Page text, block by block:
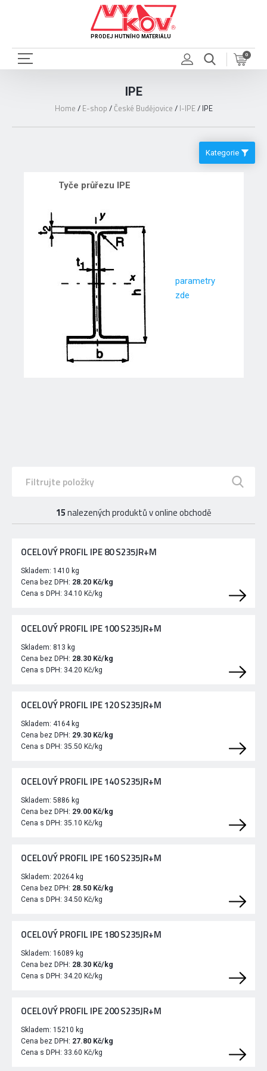
PRODEJ HUTNÍHO MATERIÁLU
0
IPE
Home / E-shop / České Budějovice / I-IPE/ IPE
Kategorie
Tyče průřezu IPE
parametry
zde
15nalezených produktů v online obchodě
OCELOVÝ PROFIL IPE 80 S235JR+M
Skladem: 1410 kg
Cena bez DPH: 28.20 Kč/kg
Cena s DPH: 34.10 Kč/kg
OCELOVÝ PROFIL IPE 100 S235JR+M
Skladem: 813 kg
Cena bez DPH: 28.30 Kč/kg
Cena s DPH: 34.20 Kč/kg
OCELOVÝ PROFIL IPE 120 S235JR+M
Skladem: 4164 kg
Cena bez DPH: 29.30 Kč/kg
Cena s DPH: 35.50 Kč/kg
OCELOVÝ PROFIL IPE 140 S235JR+M
Skladem: 5886 kg
Cena bez DPH: 29.00 Kč/kg
Cena s DPH: 35.10 Kč/kg
OCELOVÝ PROFIL IPE 160 S235JR+M
Skladem: 20264 kg
Cena bez DPH: 28.50 Kč/kg
Cena s DPH: 34.50 Kč/kg
OCELOVÝ PROFIL IPE 180 S235JR+M
Skladem: 16089 kg
Cena bez DPH: 28.30 Kč/kg
Cena s DPH: 34.20 Kč/kg
OCELOVÝ PROFIL IPE 200 S235JR+M
Skladem: 15210 kg
Cena bez DPH: 27.80 Kč/kg
Cena s DPH: 33.60 Kč/kg